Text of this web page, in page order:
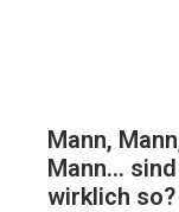
Mann,
Mann…
wirklich so?